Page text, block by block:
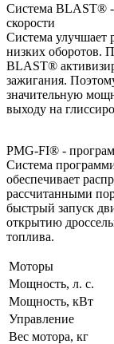
Система BLAST® -
скорости
Система улучшает
низких оборотов.
BLAST®
зажигания.
значительную
выходу на
PMG-FI® -
Система
обеспечивает
рассчитанными
быстрый запуск
открытию
топлива.
Моторы
Мощность, л. с.
Мощность, кВт
Управление
Вес мотора, кг